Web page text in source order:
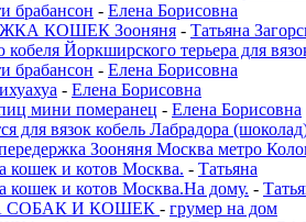
брабансон - Елена Борисовна
КОШЕК Зооняня - Татьяна
кобеля Йоркширского терьера для
брабансон - Елена Борисовна
- Елена Борисовна
мини померанец - Елена Борисовна
для вязок кобель Лабрадора
Зооняня Москва метро
кошек и котов Москва. - Татьяна
кошек и котов Москва.На дому. -
СОБАК И КОШЕК - грумер на дом